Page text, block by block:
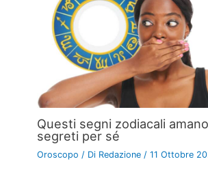
Questi segni zodiacali
segreti per sé
Oroscopo / Di Redazione /11 Ottobre